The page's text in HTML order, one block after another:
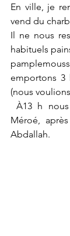
En ville, je
vend du
Il ne nous
habituels
emportons 3
(nous
Méroé,
Abdallah.